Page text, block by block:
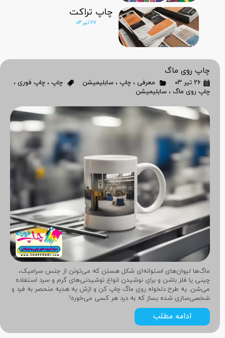
چاپ روی ماگ
۲۶ تیر ۰۳ معرفی ، چاپ ، سابلیمیشن چاپ ، چاپ فوری ،
چاپ روی ماگ ، سابلیمیشن
ماگ‌ها لیوان‌های استوانه‌ای شکل هستن که می‌تونن از جنس سرامیک،
چینی یا فلز باشن و برای نوشیدن انواع نوشیدنی‌های گرم و سرد استفاده
می‌شن. یه طرح دلخواه روی ماگ چاپ کن و ازش یه هدیه منحصر به فرد و
شخصی‌سازی شده بساز که به درد هر کسی می‌خوره!
ادامه مطلب
چاپ تراکت
۲۷ تیر ۰۳